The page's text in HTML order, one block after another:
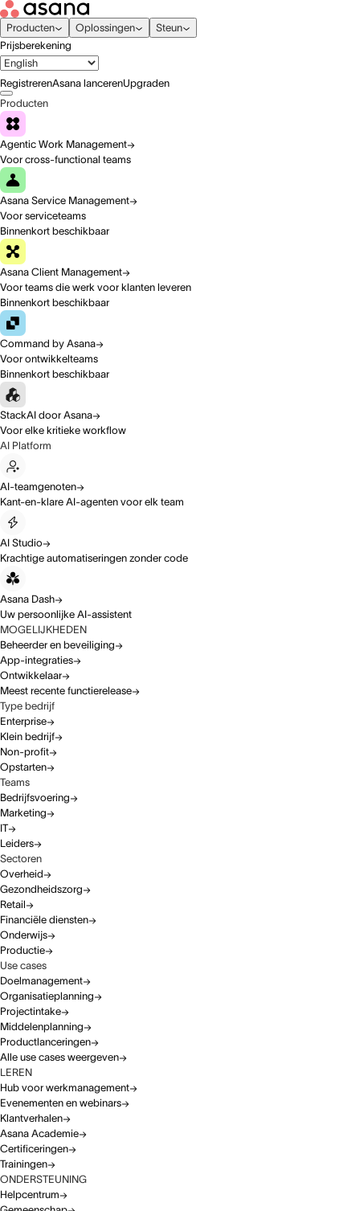
Producten Oplossingen
Steun
Prijsberekening
RegistrerenAsana lancerenUpgraden
Producten
Agentic Work Management
Voor cross-functional teams
Asana Service Management
Voor serviceteams
Binnenkort beschikbaar
Asana Client Management
Voor teams die werk voor klanten leveren
Binnenkort beschikbaar
Command by Asana
Voor ontwikkelteams
Binnenkort beschikbaar
StackAI door Asana
Voor elke kritieke workflow
AI Platform
AI-teamgenoten
Kant-en-klare AI-agenten voor elk team
AI Studio
Krachtige automatiseringen zonder code
Asana Dash
Uw persoonlijke AI-assistent
MOGELIJKHEDEN
Beheerder en beveiliging
App-integraties
Ontwikkelaar
Meest recente functierelease
Type bedrijf
Enterprise
Klein bedrijf
Non-profit
Opstarten
Teams
Bedrijfsvoering
Marketing
IT
Leiders
Sectoren
Overheid
Gezondheidszorg
Retail
Financiële diensten
Onderwijs
Productie
Use cases
Doelmanagement
Organisatieplanning
Projectintake
Middelenplanning
Productlanceringen
Alle use cases weergeven
LEREN
Hub voor werkmanagement
Evenementen en webinars
Klantverhalen
Asana Academie
Certificeringen
Trainingen
ONDERSTEUNING
Helpcentrum